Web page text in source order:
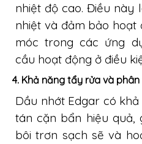
nhiệt độ cao. Điều này
nhiệt và đảm bảo hoạt
móc trong các ứng
cầu hoạt động ở điều
4. Khả năng tẩy rửa và
Dầu nhớt Edgar có
tán cặn bẩn hiệu quả,
bôi trơn sạch sẽ và